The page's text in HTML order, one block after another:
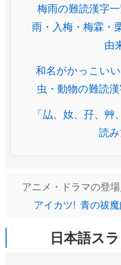
梅雨の難読漢字
雨・入梅・梅霖・
由
和名がかっこい
虫・動物の難読
「厸、奻、孖、
読
アニメ・ドラマの登
アイカツ! 青の祓
日本語ス